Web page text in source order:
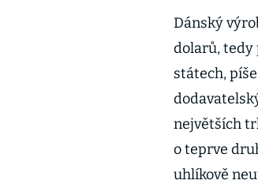
Dánský
dolarů, tedy
státech,
největších
o teprve
uhlíkově